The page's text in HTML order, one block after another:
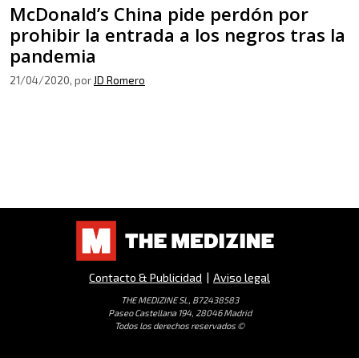
McDonald’s China pide perdón por
prohibir la entrada a los negros tras la
pandemia
21/04/2020, por JD Romero
Contacto & Publicidad | Aviso legal
THE MEDIZINE SL, B72438583
Paseo Castellana 194, 28046 Madrid
Todos los derechos reservados ©